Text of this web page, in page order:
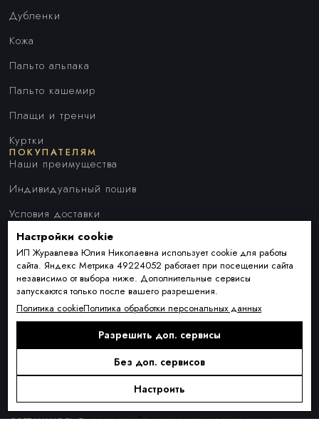
Дубленки
Кожа
Пальто альпака
Пальто кашемир
Плащи и тренчи
Куртки
ПОКУПАТЕЛЯМ
Наши преимущества
Индивидуальный пошив
Условия доставки
Оплата и рассрочка
Обмен и возврат товара
Контакты
О КОМПАНИИ
О нас
ПОДПИСКА
Новинки сезона, акции и предложения
Я ДАЮ СОГЛАСИЕ НА ОБРАБОТКУ ПЕРСОНАЛЬНЫХ ДАННЫХ И
СОГЛАШАЮСЬ СПОЛИТИКОЙ ОБРАБОТКИ ПЕРСОНАЛЬНЫХ
Настройки cookie
ИП Журавлева Юлия Николаевна использует cookie для работы
сайта. Яндекс Метрика 49224052 работает при посещении сайта
независимо от выбора ниже. Дополнительные сервисы
запускаются только после вашего разрешения.
Политика cookieПолитика обработки персональных данных
Разрешить доп. сервисы
Без доп. сервисов
Настроить